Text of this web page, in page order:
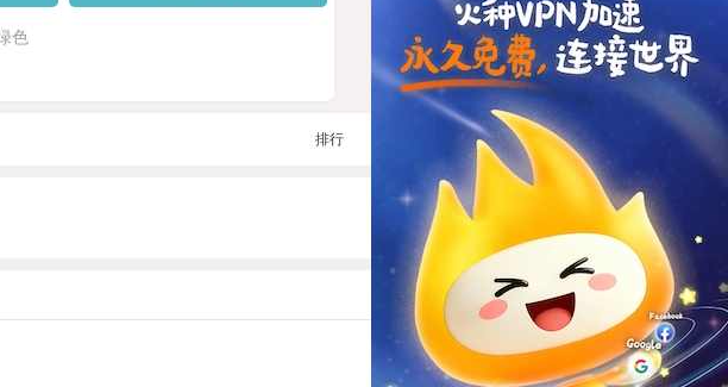
色
排行